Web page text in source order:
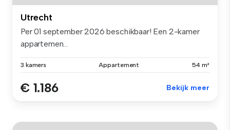
Utrecht
Per 01 september 2026 beschikbaar! Een 2-kamer
appartemen...
3 kamers Appartement 54 m²
€ 1.186 Bekijk meer